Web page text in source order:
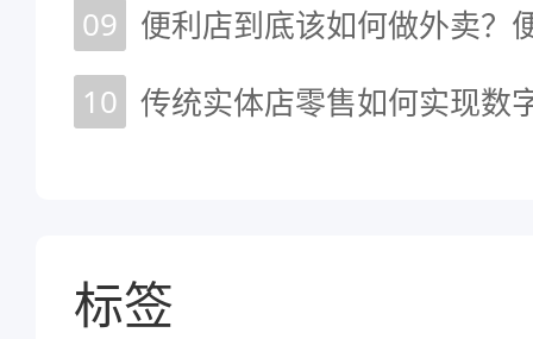
09 便利店到底该如何做外卖？
10 传统实体店零售如何实现数
标签